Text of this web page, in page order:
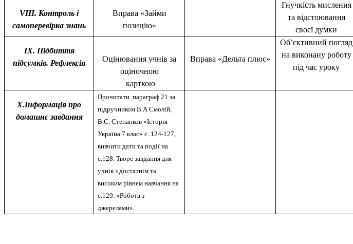
VІІІ. Контроль і
самоперевірка знань
Вправа «Займи
позицію»
Гнучкість мислення
та відстоювання
своєї думки
ІХ. Підбиття
підсумків. Рефлексія
Оцінювання учнів за
оціночною
карткою
Вправа «Дельта плюс»
Об’єктивний погляд
на виконану роботу
під час уроку
Х.Інформація про
домашнє завдання
Прочитати параграф 21 за
підручником В.А Смолій,
В.С. Степанков «Історія
Україна 7 клас» с. 124-127,
вивчити дати та події на
с.128. Творе завдання для
учнів з достатнім та
високим рівнем навчання на
с.129. «Робота з
джерелами».